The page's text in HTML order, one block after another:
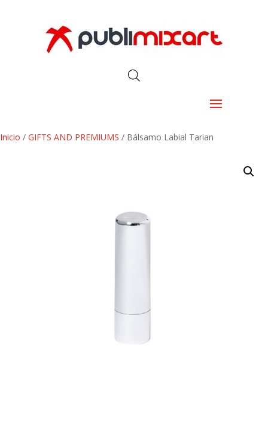
Inicio / GIFTS AND PREMIUMS / Bálsamo Labial Tarian